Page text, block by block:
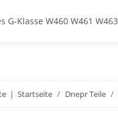
G-Klasse W460 W461 W463
Startseite Dnepr Teile